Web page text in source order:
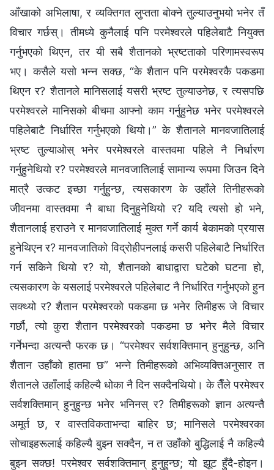
आँखाको अभिलाषा, र व्यक्तिगत लुप्तता बोक्‍ने तुल्याउनुभयो भनेर तँ
विचार गर्छस्। तीमध्ये कुनैलाई पनि परमेश्‍वरले पहिलेबाटै नियुक्त
गर्नुभएको थिएन, तर यी सबै शैतानको भ्रष्टताको परिणामस्वरूप
भए। कसैले यसो भन्‍न सक्छ, “के शैतान पनि परमेश्‍वरकै पकडमा
थिएन र? शैतानले मानिसलाई यसरी भ्रष्ट तुल्याउनेछ, र त्यसपछि
परमेश्‍वरले मानिसको बीचमा आफ्‍नो काम गर्नुहुनेछ भनेर परमेश्‍वरले
पहिलेबाटै निर्धारित गर्नुभएको थियो।” के शैतानले मानवजातिलाई
भ्रष्ट तुल्याओस् भनेर परमेश्‍वरले वास्तवमा पहिले नै निर्धारण
गर्नुहुनेथियो र? परमेश्‍वरले मानवजातिलाई सामान्य रूपमा जिउन दिने
मात्रै उत्कट इच्‍छा गर्नुहुन्छ, त्यसकारण के उहाँले तिनीहरूको
जीवनमा वास्तवमा नै बाधा दिनुहुनेथियो र? यदि त्यसो हो भने,
शैतानलाई हराउने र मानवजातिलाई मुक्त गर्ने कार्य बेकामको प्रयास
हुनेथिएन र? मानवजातिको विद्रोहीपनलाई कसरी पहिलेबाटै निर्धारित
गर्न सकिने थियो र? यो, शैतानको बाधाद्वारा घटेको घटना हो,
त्यसकारण के यसलाई परमेश्‍वरले पहिलेबाट नै निर्धारित गर्नुभएको हुन
सक्थ्यो र? शैतान परमेश्‍वरको पकडमा छ भनेर तिमीहरू जे विचार
गर्छौ, त्यो कुरा शैतान परमेश्‍वरको पकडमा छ भनेर मैले विचार
गर्नेभन्दा अत्यन्तै फरक छ। “परमेश्‍वर सर्वशक्तिमान् हुनुहुन्छ, अनि
शैतान उहाँको हातमा छ” भन्‍ने तिमीहरूको अभिव्यक्तिअनुसार त
शैतानले उहाँलाई कहिल्यै धोका नै दिन सक्दैनथियो। के तैँले परमेश्‍वर
सर्वशक्तिमान् हुनुहुन्छ भनेर भनिनस् र? तिमीहरूको ज्ञान अत्यन्तै
अमूर्त छ, र वास्तविकताभन्दा बाहिर छ; मानिसले परमेश्‍वरका
सोचाइहरूलाई कहिल्यै बुझ्‍न सक्दैन, न त उहाँको बुद्धिलाई नै कहिल्यै
बुझ्‍न सक्छ! परमेश्‍वर सर्वशक्तिमान् हुनुहुन्छ; यो झूट हुँदै-होइन।